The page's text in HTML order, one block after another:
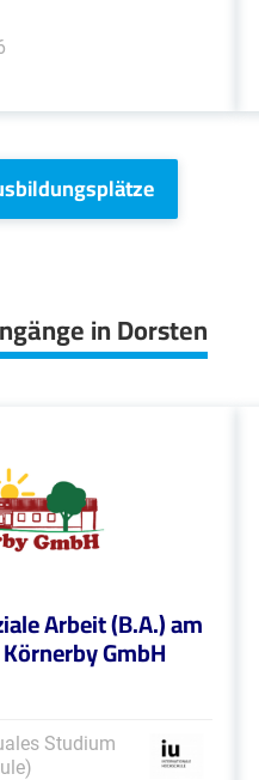
in Dorsten
Arbeit (B.A.) am
GmbH
Studium